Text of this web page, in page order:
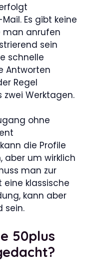
Es gibt keine
man anrufen
sein
schnelle
Antworten
Regel
zwei Werktagen.
ohne
die Profile
aber um wirklich
man zur
eine klassische
kann aber
sein.
50plus